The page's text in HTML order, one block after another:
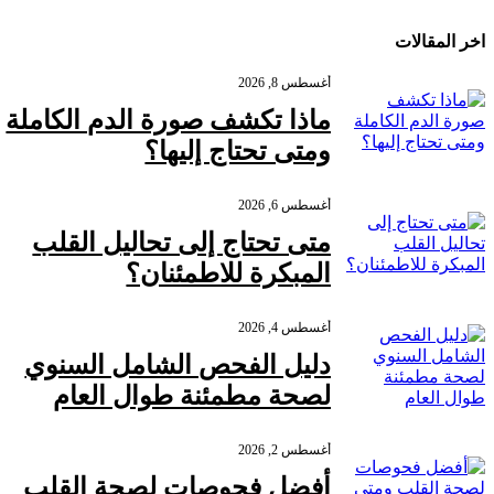
اخر المقالات
أغسطس 8, 2026
ماذا تكشف صورة الدم الكاملة
ومتى تحتاج إليها؟
أغسطس 6, 2026
متى تحتاج إلى تحاليل القلب
المبكرة للاطمئنان؟
أغسطس 4, 2026
دليل الفحص الشامل السنوي
لصحة مطمئنة طوال العام
أغسطس 2, 2026
أفضل فحوصات لصحة القلب